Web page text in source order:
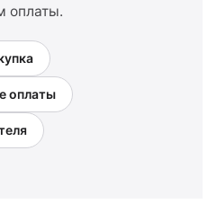
оплаты.
оплаты